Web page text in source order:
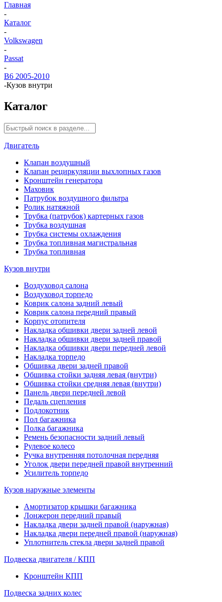
Главная
-
Каталог
-
Volkswagen
-
Passat
-
B6 2005-2010
-Кузов внутри
Каталог
Двигатель
Клапан воздушный
Клапан рециркуляции выхлопных газов
Кронштейн генератора
Маховик
Патрубок воздушного фильтра
Ролик натяжной
Трубка (патрубок) картерных газов
Трубка воздушная
Трубка системы охлаждения
Трубка топливная магистральная
Трубка топливная
Кузов внутри
Воздуховод салона
Воздуховод торпедо
Коврик салона задний левый
Коврик салона передний правый
Корпус отопителя
Накладка обшивки двери задней левой
Накладка обшивки двери задней правой
Накладка обшивки двери передней левой
Накладка торпедо
Обшивка двери задней правой
Обшивка стойки задняя левая (внутри)
Обшивка стойки средняя левая (внутри)
Панель двери передней левой
Педаль сцепления
Подлокотник
Пол багажника
Полка багажника
Ремень безопасности задний левый
Рулевое колесо
Ручка внутренняя потолочная передняя
Уголок двери передней правой внутренний
Усилитель торпедо
Кузов наружные элементы
Амортизатор крышки багажника
Лонжерон передний правый
Накладка двери задней правой (наружная)
Накладка двери передней правой (наружная)
Уплотнитель стекла двери задней правой
Подвеска двигателя / КПП
Кронштейн КПП
Подвеска задних колес